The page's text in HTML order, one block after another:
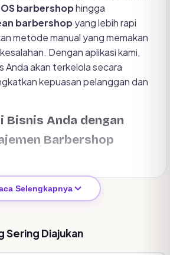
barbershophingga
barbershopyang lebih rapi
metode manual yang memakan
Dengan aplikasi kami,
Anda akan terkelola secara
kepuasan pelanggan dan
Bisnis Anda dengan
Barbershop
sistem manajemen yang
keberhasilan. Aplikasi manajemen
operasional. Dari
harian hingga pengelolaan
Selengkapnya
Sering Diajukan